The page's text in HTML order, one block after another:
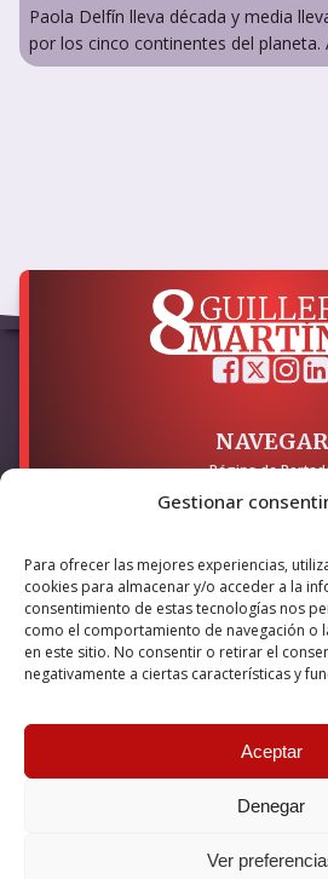
Gestionar
Para ofrecer las mejores experiencias,
cookies para almacenar y/o acceder a la
consentimiento de estas tecnologías nos
como el comportamiento de navegación o
en este sitio. No consentir o retirar el
negativamente a ciertas características y
Aceptar
Denegar
Ver
Paola Delfín lleva década y media
por los cinco continentes del planeta.
NAVEGAR
Página de
LEGAL
Política de
Política de
Accesibilidad
Esta empresa ha sido beneficiaria
internet, financiado por la Unión
© 2026 Guillermo Martínez | Todos